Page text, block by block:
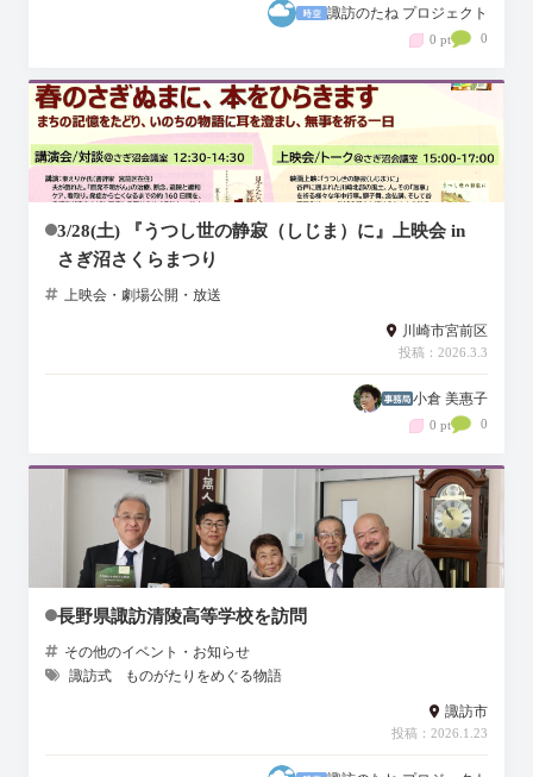
諏訪のたね プロジェクト
0 pt 0
3/28(土) 『うつし世の静寂（しじま）に』上映会 in
さぎ沼さくらまつり
上映会・劇場公開・放送
川崎市宮前区
投稿：2026.3.3
小倉 美惠子
0 pt 0
長野県諏訪清陵高等学校を訪問
その他のイベント・お知らせ
諏訪式
ものがたりをめぐる物語
諏訪市
投稿：2026.1.23